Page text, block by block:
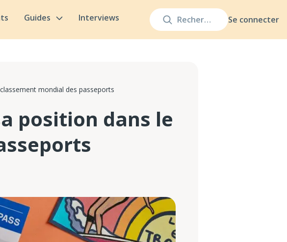
Se connecter
Guides Interviews
mondial des passeports
position dans le